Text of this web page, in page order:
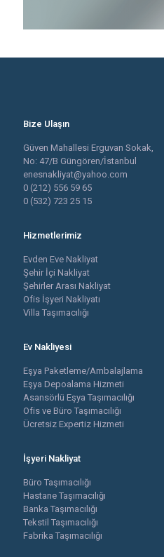
Bize Ulaşın
Güven Mahallesi Erguvan Sokak,
No: 47/B Güngören/İstanbul
enesnakliyat@yahoo.com
0 (212) 556 59 65
0 (532) 723 25 15
Hizmetlerimiz
Evden Eve Nakliyat
Şehir İçi Nakliyat
Şehirler Arası Nakliyat
Ofis İşyeri Nakliyatı
Villa Taşımacılığı
Ev Nakliyesi
Eşya Paketleme/Ambalajlama
Eşya Depoalama Hizmeti
Asansörlü Eşya Taşımacılığı
Ofis ve Büro Taşımacılığı
Ücretsiz Expertiz Hizmeti
İşyeri Nakliyat
Büro Taşımacılığı
Hastane Taşımacılığı
Banka Taşımacılığı
Tekstil Taşımacılığı
Fabrika Taşımacılığı